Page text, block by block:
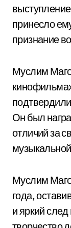
принесло
признание
Муслим
Он был
отличий за
Муслим
года,
и яркий